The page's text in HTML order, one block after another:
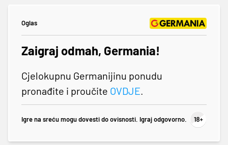
Oglas
Zaigraj odmah, Germania!
Cjelokupnu Germanijinu ponudu
pronađite i proučite OVDJE.
Igre na sreću mogu dovesti do ovisnosti. Igraj odgovorno.